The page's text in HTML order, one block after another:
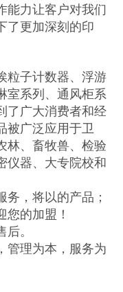
能力让客户对我们
了更加深刻的印
粒子计数器、浮游
室系列、通风柜系
了广大消费者和经
被广泛应用于卫
林、畜牧兽、检验
仪器、大专院校和
，将以的产品；
您的加盟！
。
管理为本，服务为